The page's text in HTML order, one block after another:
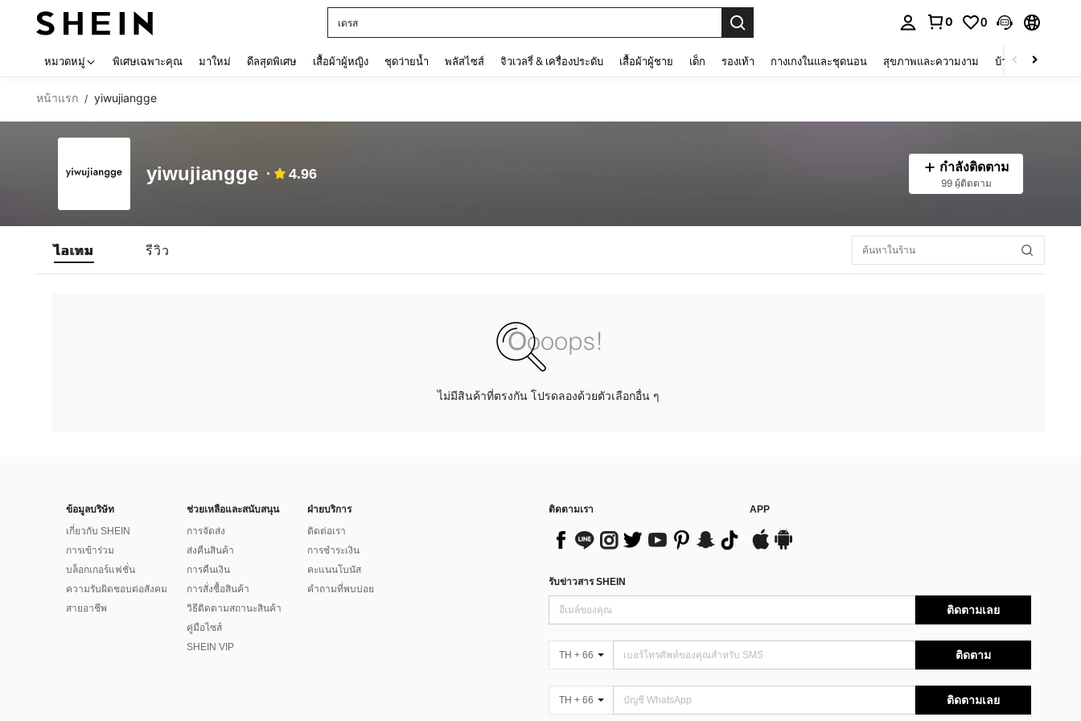
เดรส
0 0
หมวดหมู่ พิเศษเฉพาะคุณ มาใหม่ ดีลสุดพิเศษ เสื้อผ้าผู้หญิง ชุดว่ายน้ำ พลัสไซส์ จิวเวลรี่ & เครื่องประดับ เสื้อผ้าผู้ชาย เด็ก รองเท้า กางเกงในและชุดนอน สุขภาพและความงาม บ้านและที่อยู่อาศัย
หน้าแรก / yiwujiangge
yiwujiangge 4.96 กำลังติดตาม
99 ผู้ติดตาม
ไอเทม รีวิว
ไม่มีสินค้าที่ตรงกัน โปรดลองด้วยตัวเลือกอื่น ๆ
ข้อมูลบริษัท
เกี่ยวกับ SHEIN
การเข้าร่วม
บล็อกเกอร์แฟชั่น
ความรับผิดชอบต่อสังคม
สายอาชีพ
ช่วยเหลือและสนับสนุน
การจัดส่ง
ส่งคืนสินค้า
การคืนเงิน
การสั่งซื้อสินค้า
วิธีติดตามสถานะสินค้า
คู่มือไซส์
SHEIN VIP
ฝ่ายบริการ
ติดต่อเรา
การชำระเงิน
คะแนนโบนัส
คำถามที่พบบ่อย
ติดตามเรา APP
รับข่าวสาร SHEIN
ติดตามเลย
TH + 66 ติดตาม
TH + 66 ติดตามเลย